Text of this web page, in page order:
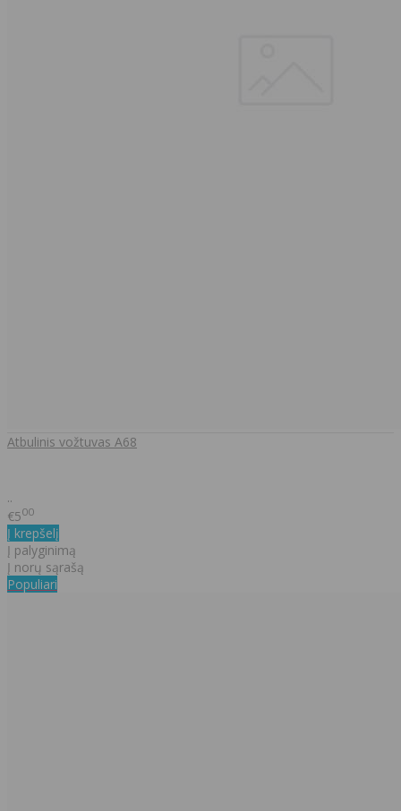
Atbulinis vožtuvas A68
..
€500
Į krepšelį
Į palyginimą
Į norų sąrašą
Populiari